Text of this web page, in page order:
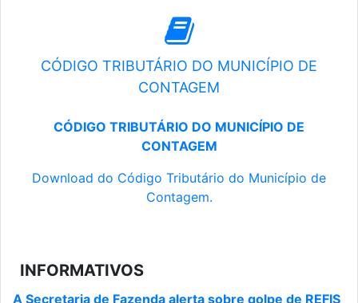
CÓDIGO TRIBUTÁRIO DO MUNICÍPIO DE
CONTAGEM
CÓDIGO TRIBUTÁRIO DO MUNICÍPIO DE
CONTAGEM
Download do Código Tributário do Município de
Contagem.
INFORMATIVOS
A Secretaria de Fazenda alerta sobre golpe de REFIS